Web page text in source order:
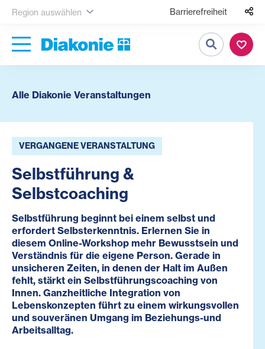
Region auswählen Barrierefreiheit
Suche
Alle Diakonie Veranstaltungen
VERGANGENE VERANSTALTUNG
Selbstführung &
Selbstcoaching
Selbstführung beginnt bei einem selbst und
erfordert Selbsterkenntnis. Erlernen Sie in
diesem Online-Workshop mehr Bewusstsein und
Verständnis für die eigene Person. Gerade in
unsicheren Zeiten, in denen der Halt im Außen
fehlt, stärkt ein Selbstführungscoaching von
Innen. Ganzheitliche Integration von
Lebenskonzepten führt zu einem wirkungsvollen
und souveränen Umgang im Beziehungs-und
Arbeitsalltag.